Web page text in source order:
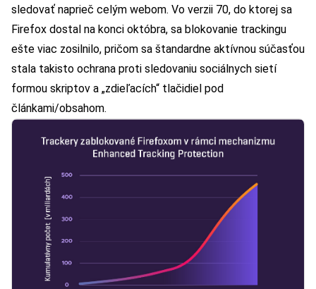
sledovať naprieč celým webom. Vo verzii 70, do ktorej sa
Firefox dostal na konci októbra, sa blokovanie trackingu
ešte viac zosilnilo, pričom sa štandardne aktívnou súčasťou
stala takisto ochrana proti sledovaniu sociálnych sietí
formou skriptov a „zdieľacích“ tlačidiel pod
článkami/obsahom.